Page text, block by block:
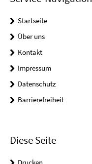
Startseite
Über uns
Kontakt
Impressum
Datenschutz
Barrierefreiheit
Diese Seite